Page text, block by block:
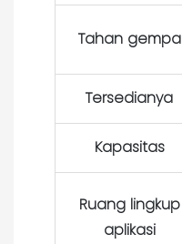
Tahan gempa
Tersedianya
Kapasitas
Ruang lingkup
aplikasi